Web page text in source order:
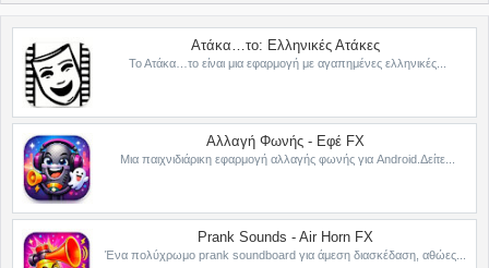
Ατάκα…το: Ελληνικές Ατάκες
Το Ατάκα…το είναι μια εφαρμογή με αγαπημένες ελληνικές...
Αλλαγή Φωνής - Εφέ FX
Μια παιχνιδιάρικη εφαρμογή αλλαγής φωνής για Android.Δείτε...
Prank Sounds - Air Horn FX
Ένα πολύχρωμο prank soundboard για άμεση διασκέδαση, αθώες...